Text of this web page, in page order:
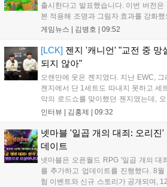
출시한다고 발표했습니다. 이번 버전
본 적용해 조명과 그림자 효과를 강화
팩도 업데이트됩니다. 기존 월드 이관
됩니다. 일부 환경에서는 해당 그래픽
다....
게임뉴스 | 김병호 | 09:52
[LCK] 젠지 '캐니언' "교전 중 망
되지 않아"
오랜만에 웃은 젠지였다. 지난 EWC,
젠지에서 단 1세트도 따내지 못하고 세
악의 로드쇼를 맞이했던 젠지였는데,
로 잡고 오랜만에 승리의 달콤함을 맛
위...
인터뷰 | 김홍제 | 09:32
넷마블 '일곱 개의 대죄: 오리진
데이트
넷마블은 오픈월드 RPG '일곱 개의 대
를 추가하고 업데이트를 진행했다. 8
험 이벤트와 신규 스토리가 공개되며,